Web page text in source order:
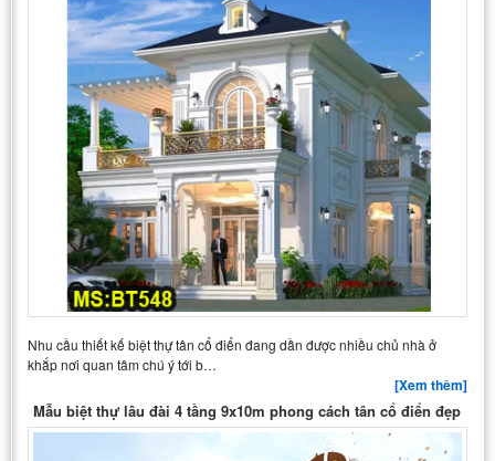
Nhu cầu thiết kế biệt thự tân cổ điển đang dần được nhiều chủ nhà ở
khắp nơi quan tâm chú ý tới b…
[Xem thêm]
Mẫu biệt thự lâu đài 4 tầng 9x10m phong cách tân cổ điển đẹp